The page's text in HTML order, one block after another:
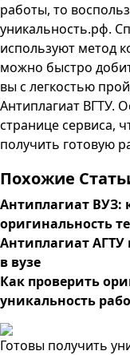
работы, то
уникальность.рф.
используют метод
можно быстро
вы с легкостью
Антиплагиат ВГТУ.
странице сервиса,
получить готовую
Похожие
Антиплагиат ВУЗ:
оригинальность
Антиплагиат АГТУ
в вузе
Как проверить
уникальность
Готовы получить